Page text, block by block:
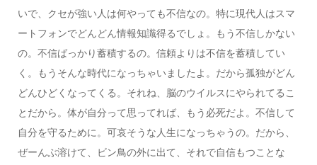
いで、クセが強い人は何やっても不信なの。特に現代人はスマ
ートフォンでどんどん情報知識得るでしょ。もう不信しかない
の。不信ばっかり蓄積するの。信頼よりは不信を蓄積してい
く。もうそんな時代になっちゃいましたよ。だから孤独がどん
どんひどくなってくる。それね、脳のウイルスにやられてるこ
とだから。体が自分って思ってれば、もう必死だよ。不信して
自分を守るために。可哀そうな人生になっちゃうの。だから、
ぜーんぶ溶けて、ビン鳥の外に出て、それで自信もつことな